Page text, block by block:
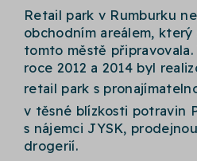
Retail park v Rumburku
obchodním areálem,
tomto městě
roce 2012 a 2014 byl
retail park s
v těsné blízkosti potravin
s nájemci JYSK,
drogerií.